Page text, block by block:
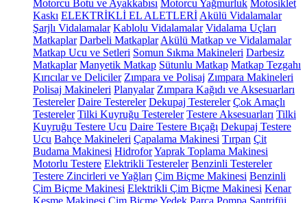
Motorcu Botu ve Ayakkabısı Motorcu Yağmurluk Motosiklet
Kaskı ELEKTRİKLİ EL ALETLERİ Akülü Vidalamalar
Şarjlı Vidalamalar Kablolu Vidalamalar Vidalama Uçları
Matkaplar Darbeli Matkaplar Akülü Matkap ve Vidalamalar
Matkap Ucu ve Setleri Somun Sıkma Makineleri Darbesiz
Matkaplar Manyetik Matkap Sütunlu Matkap Matkap Tezgahı
Kırıcılar ve Deliciler Zımpara ve Polisaj Zımpara Makineleri
Polisaj Makineleri Planyalar Zımpara Kağıdı ve Aksesuarları
Testereler Daire Testereler Dekupaj Testereler Çok Amaçlı
Testereler Tilki Kuyruğu Testereler Testere Aksesuarları Tilki
Kuyruğu Testere Ucu Daire Testere Bıçağı Dekupaj Testere
Ucu Bahçe Makineleri Çapalama Makinesi Tırpan Çit
Budama Makinesi HidroforYaprak Toplama Makinesi
Motorlu Testere Elektrikli Testereler Benzinli Testereler
Testere Zincirleri ve Yağları Çim Biçme Makinesi Benzinli
Çim Biçme Makinesi Elektrikli Çim Biçme Makinesi Kenar
Kesme Makinesi Çim Biçme Yedek Parça Pompa Santrifüj